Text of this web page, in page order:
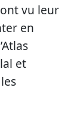
vu leur
en
et